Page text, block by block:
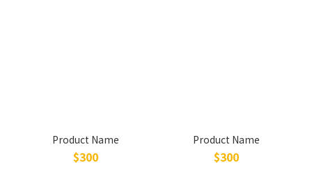
Product Name
$300
Product Name
$300